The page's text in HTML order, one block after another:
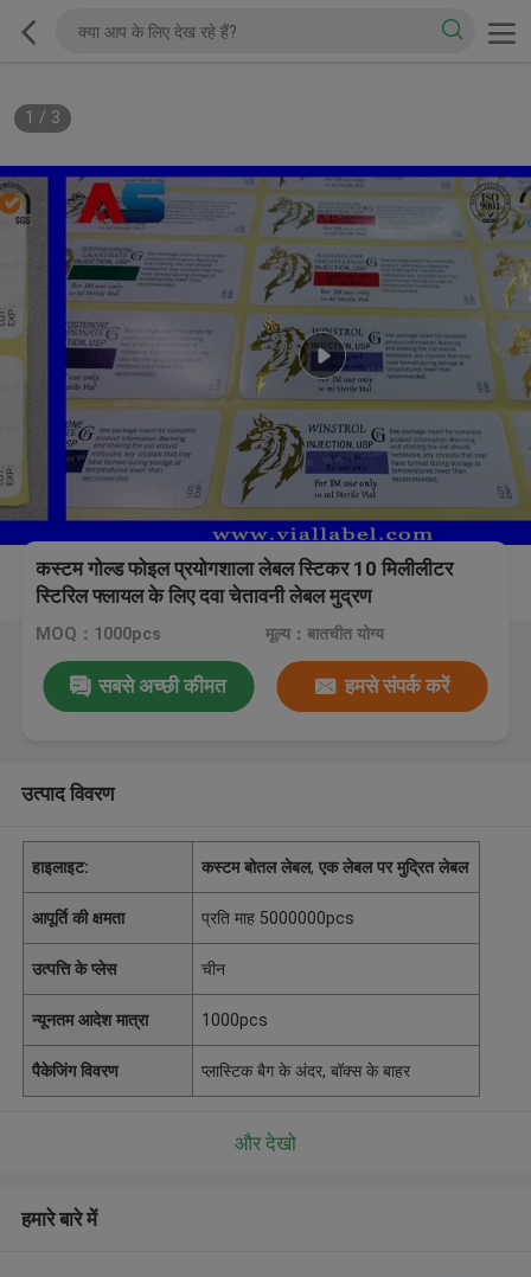
1 / 3
कस्टम गोल्ड फोइल प्रयोगशाला लेबल स्टिकर 10 मिलीलीटर
स्टिरिल फ्लायल के लिए दवा चेतावनी लेबल मुद्रण
MOQ：1000pcs मूल्य：बातचीत योग्य
सबसे अच्छी कीमत हमसे संपर्क करें
उत्पाद विवरण
हाइलाइट: कस्टम बोतल लेबल,एक लेबल पर मुद्रित लेबल
आपूर्ति की क्षमता प्रति माह 5000000pcs
उत्पत्ति के प्लेस चीन
न्यूनतम आदेश मात्रा 1000pcs
पैकेजिंग विवरण प्लास्टिक बैग के अंदर, बॉक्स के बाहर
और देखो
हमारे बारे में